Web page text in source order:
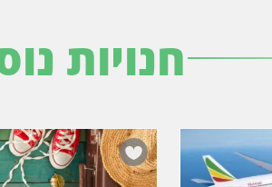
חנויות